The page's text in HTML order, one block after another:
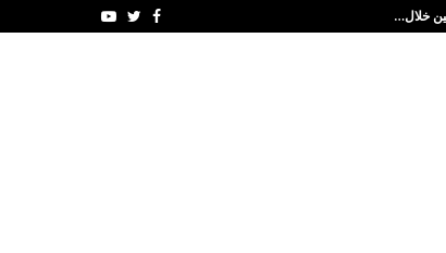
Facebook
Twitter
Youtube